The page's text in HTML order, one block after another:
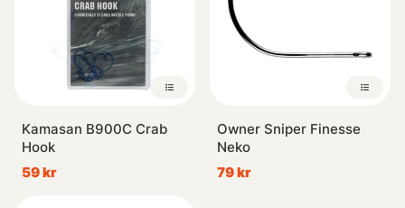
Kamasan B900C Crab
Hook
59 kr
Owner Sniper Finesse
Neko
79 kr